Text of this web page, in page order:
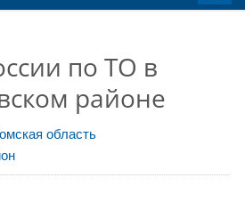
по ТО в
районе
область